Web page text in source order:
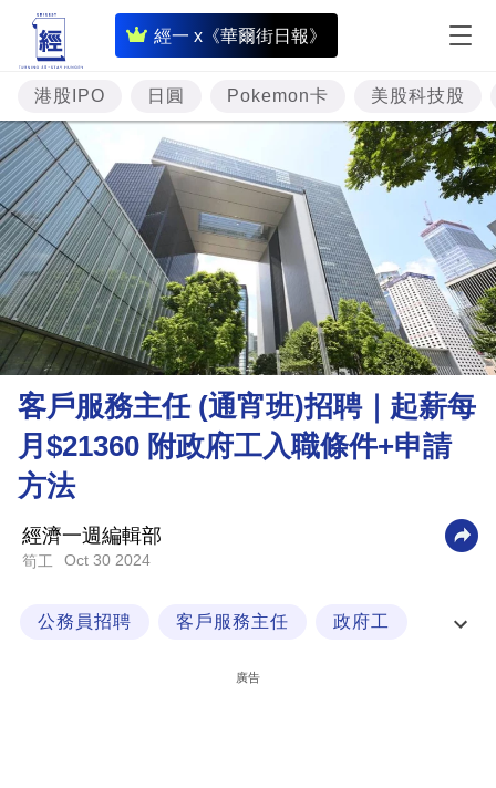
經一 x《華爾街日報》
即
時
財
經
專
題
投
資
樓
市
理
財
商
科
技
港股IPO 日圓 Pokemon卡 美股科技股
客戶服務主任 (通宵班)招聘｜起薪每
月$21360 附政府工入職條件+申請
方法
經濟一週編輯部
筍工 Oct 30 2024
公務員招聘 客戶服務主任 政府工
廣告